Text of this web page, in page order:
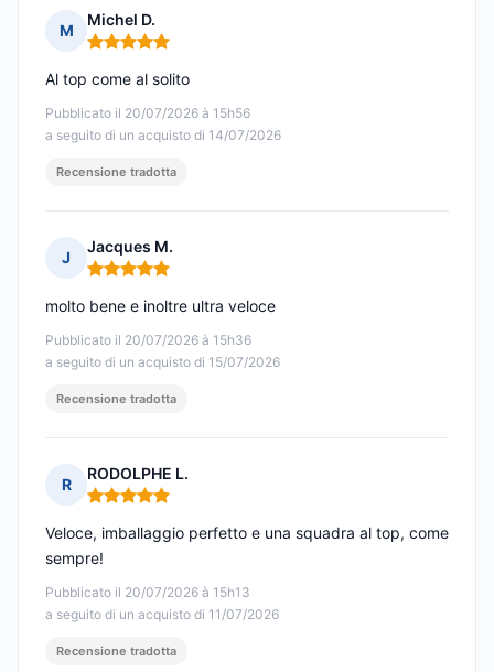
M
Michel D.
Nota: 5 su 5
Pubblicato il 20/07/2026 à 15h56
a seguito di un acquisto di 14/07/2026
Al top come al solito
Recensione tradotta
J
Jacques M.
Nota: 5 su 5
Pubblicato il 20/07/2026 à 15h36
a seguito di un acquisto di 15/07/2026
molto bene e inoltre ultra veloce
Recensione tradotta
R
RODOLPHE L.
Nota: 5 su 5
Pubblicato il 20/07/2026 à 15h13
a seguito di un acquisto di 11/07/2026
Veloce, imballaggio perfetto e una squadra al top, come
sempre!
Recensione tradotta